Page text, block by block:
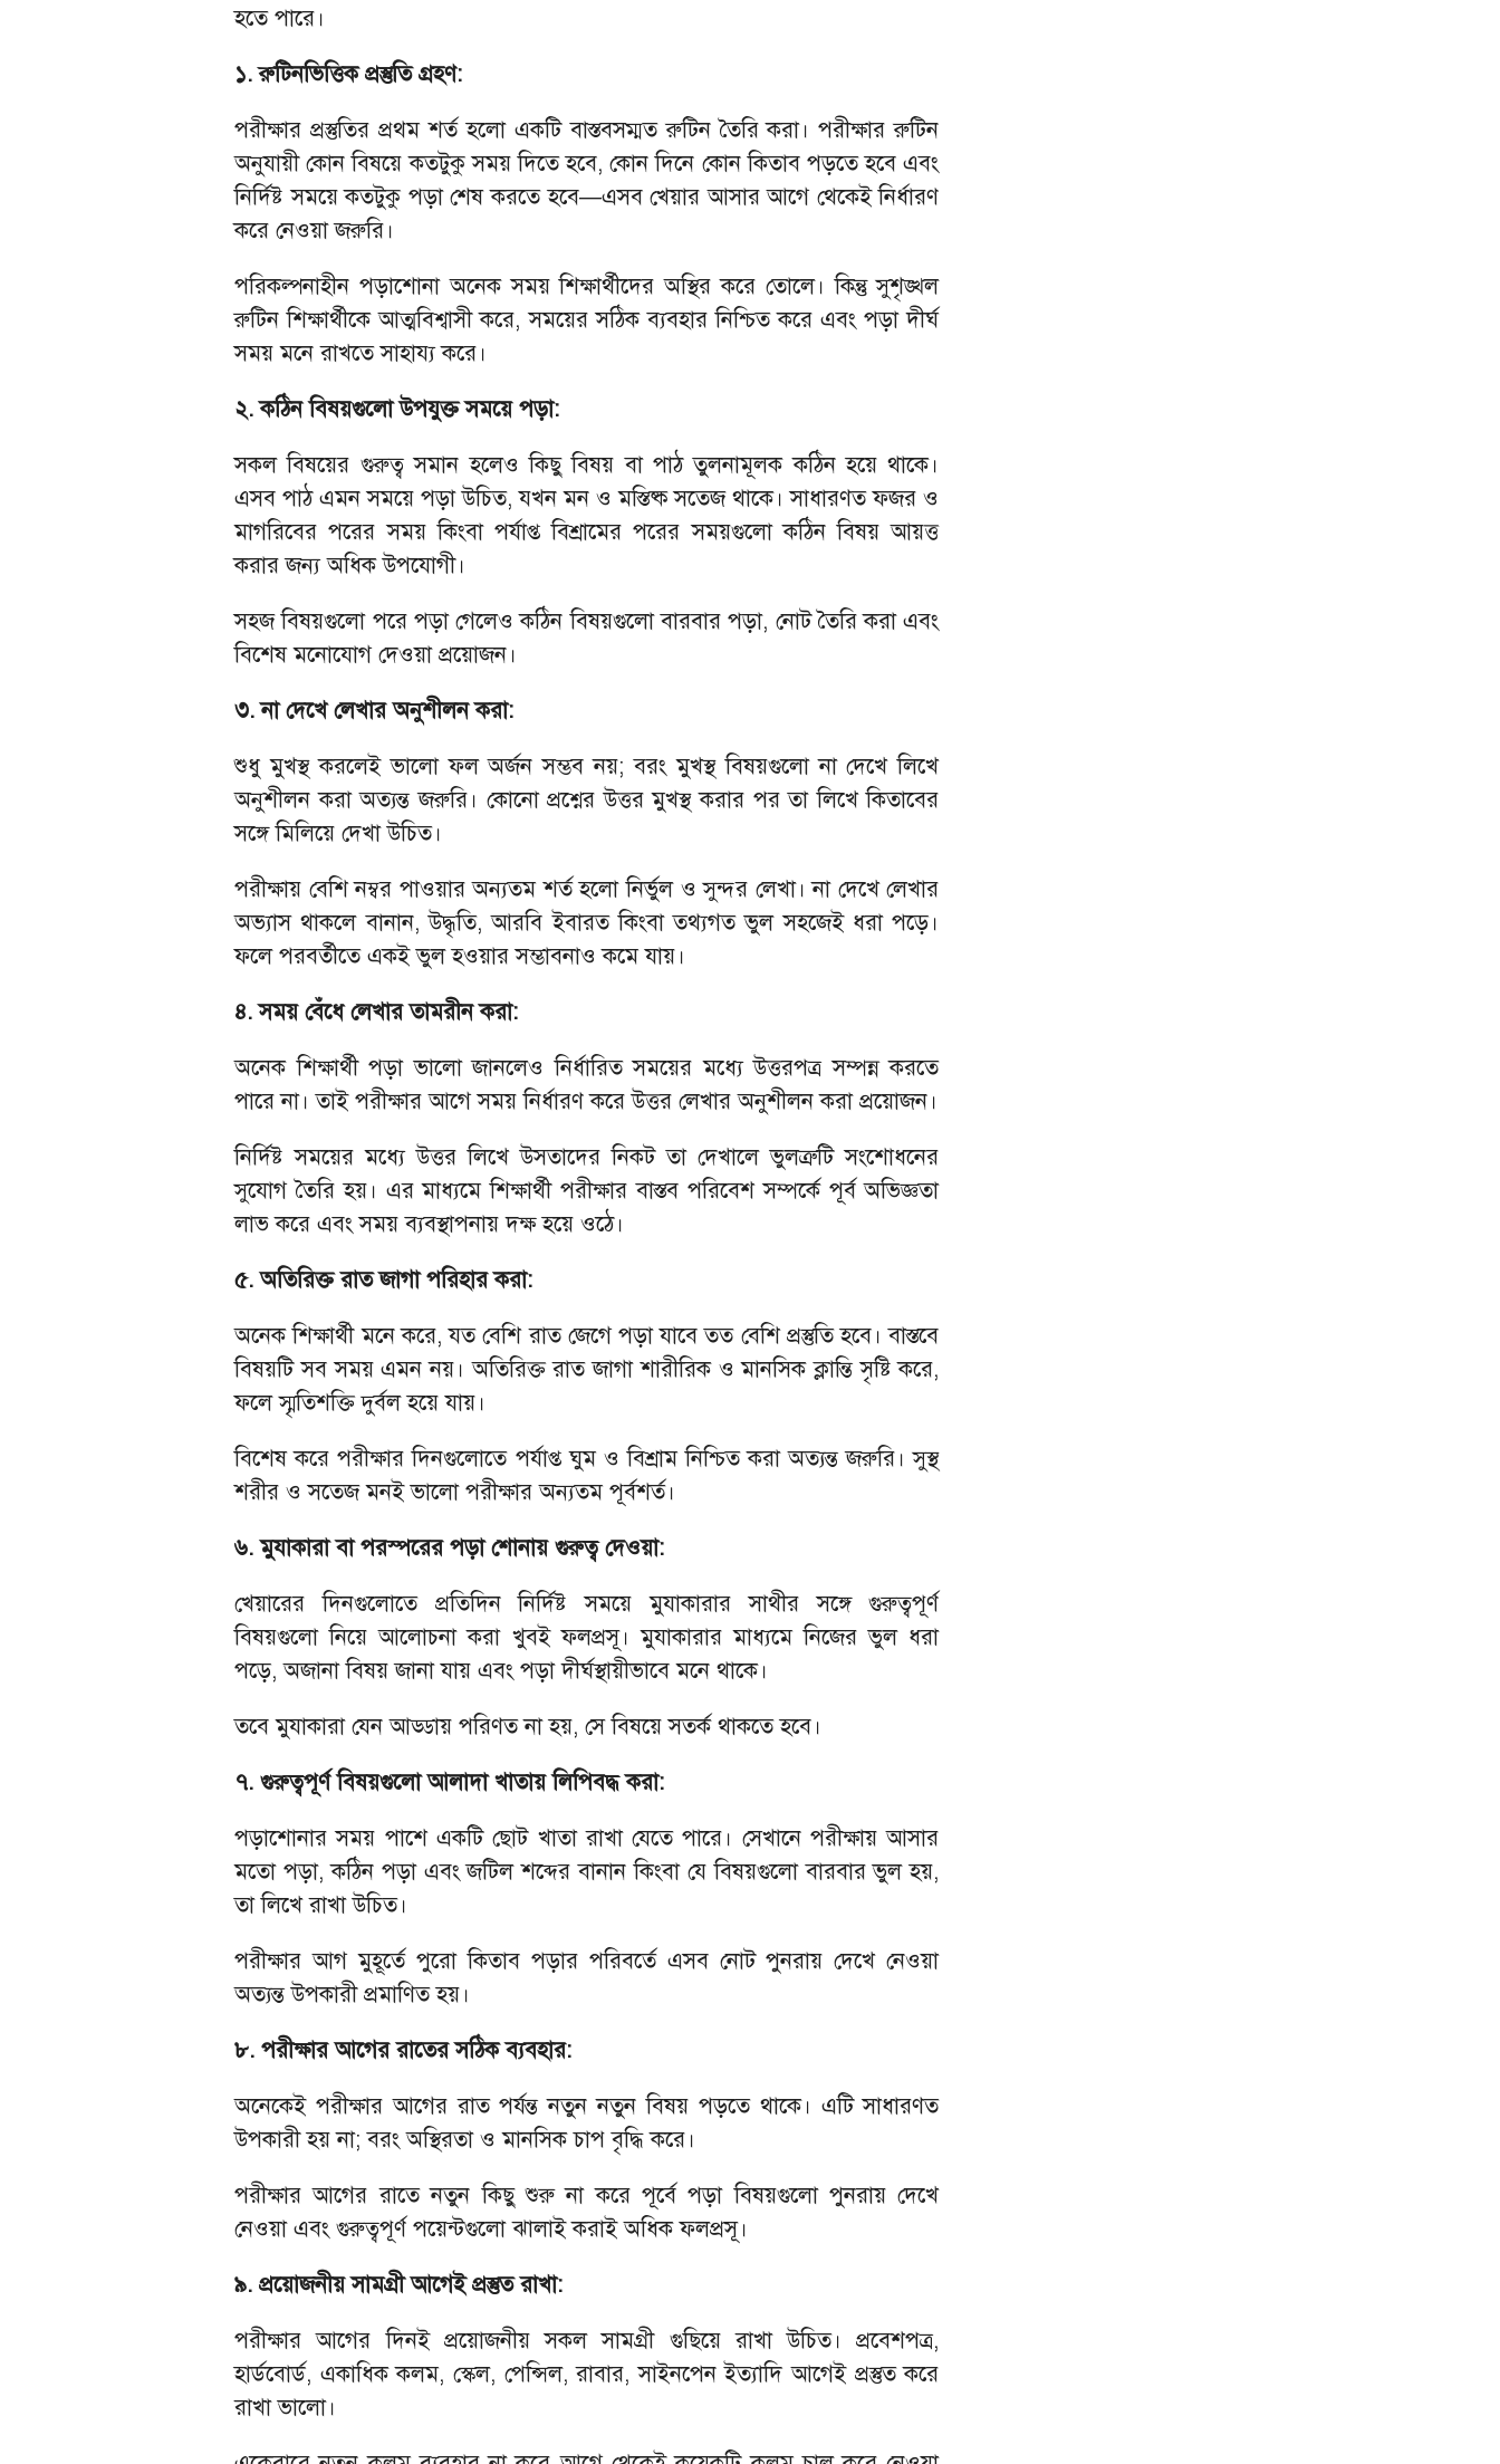
হতে পারে।
১. রুটিনভিত্তিক প্রস্তুতি গ্রহণ:
পরীক্ষার প্রস্তুতির প্রথম শর্ত হলো একটি বাস্তবসম্মত রুটিন তৈরি করা। পরীক্ষার রুটিন
অনুযায়ী কোন বিষয়ে কতটুকু সময় দিতে হবে, কোন দিনে কোন কিতাব পড়তে হবে এবং
নির্দিষ্ট সময়ে কতটুকু পড়া শেষ করতে হবে—এসব খেয়ার আসার আগে থেকেই নির্ধারণ
করে নেওয়া জরুরি।
পরিকল্পনাহীন পড়াশোনা অনেক সময় শিক্ষার্থীদের অস্থির করে তোলে। কিন্তু সুশৃঙ্খল
রুটিন শিক্ষার্থীকে আত্মবিশ্বাসী করে, সময়ের সঠিক ব্যবহার নিশ্চিত করে এবং পড়া দীর্ঘ
সময় মনে রাখতে সাহায্য করে।
২. কঠিন বিষয়গুলো উপযুক্ত সময়ে পড়া:
সকল বিষয়ের গুরুত্ব সমান হলেও কিছু বিষয় বা পাঠ তুলনামূলক কঠিন হয়ে থাকে।
এসব পাঠ এমন সময়ে পড়া উচিত, যখন মন ও মস্তিষ্ক সতেজ থাকে। সাধারণত ফজর ও
মাগরিবের পরের সময় কিংবা পর্যাপ্ত বিশ্রামের পরের সময়গুলো কঠিন বিষয় আয়ত্ত
করার জন্য অধিক উপযোগী।
সহজ বিষয়গুলো পরে পড়া গেলেও কঠিন বিষয়গুলো বারবার পড়া, নোট তৈরি করা এবং
বিশেষ মনোযোগ দেওয়া প্রয়োজন।
৩. না দেখে লেখার অনুশীলন করা:
শুধু মুখস্থ করলেই ভালো ফল অর্জন সম্ভব নয়; বরং মুখস্থ বিষয়গুলো না দেখে লিখে
অনুশীলন করা অত্যন্ত জরুরি। কোনো প্রশ্নের উত্তর মুখস্থ করার পর তা লিখে কিতাবের
সঙ্গে মিলিয়ে দেখা উচিত।
পরীক্ষায় বেশি নম্বর পাওয়ার অন্যতম শর্ত হলো নির্ভুল ও সুন্দর লেখা। না দেখে লেখার
অভ্যাস থাকলে বানান, উদ্ধৃতি, আরবি ইবারত কিংবা তথ্যগত ভুল সহজেই ধরা পড়ে।
ফলে পরবর্তীতে একই ভুল হওয়ার সম্ভাবনাও কমে যায়।
৪. সময় বেঁধে লেখার তামরীন করা:
অনেক শিক্ষার্থী পড়া ভালো জানলেও নির্ধারিত সময়ের মধ্যে উত্তরপত্র সম্পন্ন করতে
পারে না। তাই পরীক্ষার আগে সময় নির্ধারণ করে উত্তর লেখার অনুশীলন করা প্রয়োজন।
নির্দিষ্ট সময়ের মধ্যে উত্তর লিখে উসতাদের নিকট তা দেখালে ভুলত্রুটি সংশোধনের
সুযোগ তৈরি হয়। এর মাধ্যমে শিক্ষার্থী পরীক্ষার বাস্তব পরিবেশ সম্পর্কে পূর্ব অভিজ্ঞতা
লাভ করে এবং সময় ব্যবস্থাপনায় দক্ষ হয়ে ওঠে।
৫. অতিরিক্ত রাত জাগা পরিহার করা:
অনেক শিক্ষার্থী মনে করে, যত বেশি রাত জেগে পড়া যাবে তত বেশি প্রস্তুতি হবে। বাস্তবে
বিষয়টি সব সময় এমন নয়। অতিরিক্ত রাত জাগা শারীরিক ও মানসিক ক্লান্তি সৃষ্টি করে,
ফলে স্মৃতিশক্তি দুর্বল হয়ে যায়।
বিশেষ করে পরীক্ষার দিনগুলোতে পর্যাপ্ত ঘুম ও বিশ্রাম নিশ্চিত করা অত্যন্ত জরুরি। সুস্থ
শরীর ও সতেজ মনই ভালো পরীক্ষার অন্যতম পূর্বশর্ত।
৬. মুযাকারা বা পরস্পরের পড়া শোনায় গুরুত্ব দেওয়া:
খেয়ারের দিনগুলোতে প্রতিদিন নির্দিষ্ট সময়ে মুযাকারার সাথীর সঙ্গে গুরুত্বপূর্ণ
বিষয়গুলো নিয়ে আলোচনা করা খুবই ফলপ্রসূ। মুযাকারার মাধ্যমে নিজের ভুল ধরা
পড়ে, অজানা বিষয় জানা যায় এবং পড়া দীর্ঘস্থায়ীভাবে মনে থাকে।
তবে মুযাকারা যেন আড্ডায় পরিণত না হয়, সে বিষয়ে সতর্ক থাকতে হবে।
৭. গুরুত্বপূর্ণ বিষয়গুলো আলাদা খাতায় লিপিবদ্ধ করা:
পড়াশোনার সময় পাশে একটি ছোট খাতা রাখা যেতে পারে। সেখানে পরীক্ষায় আসার
মতো পড়া, কঠিন পড়া এবং জটিল শব্দের বানান কিংবা যে বিষয়গুলো বারবার ভুল হয়,
তা লিখে রাখা উচিত।
পরীক্ষার আগ মুহূর্তে পুরো কিতাব পড়ার পরিবর্তে এসব নোট পুনরায় দেখে নেওয়া
অত্যন্ত উপকারী প্রমাণিত হয়।
৮. পরীক্ষার আগের রাতের সঠিক ব্যবহার:
অনেকেই পরীক্ষার আগের রাত পর্যন্ত নতুন নতুন বিষয় পড়তে থাকে। এটি সাধারণত
উপকারী হয় না; বরং অস্থিরতা ও মানসিক চাপ বৃদ্ধি করে।
পরীক্ষার আগের রাতে নতুন কিছু শুরু না করে পূর্বে পড়া বিষয়গুলো পুনরায় দেখে
নেওয়া এবং গুরুত্বপূর্ণ পয়েন্টগুলো ঝালাই করাই অধিক ফলপ্রসূ।
৯. প্রয়োজনীয় সামগ্রী আগেই প্রস্তুত রাখা:
পরীক্ষার আগের দিনই প্রয়োজনীয় সকল সামগ্রী গুছিয়ে রাখা উচিত। প্রবেশপত্র,
হার্ডবোর্ড, একাধিক কলম, স্কেল, পেন্সিল, রাবার, সাইনপেন ইত্যাদি আগেই প্রস্তুত করে
রাখা ভালো।